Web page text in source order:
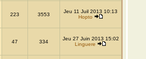
223 3553
Jeu 11 Juil 2013 10:13
Hopto
47 334
Jeu 27 Juin 2013 15:02
Linguere